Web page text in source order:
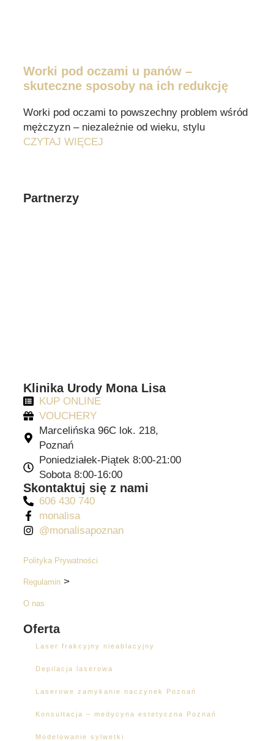
Worki pod oczami u panów –
skuteczne sposoby na ich redukcję
Worki pod oczami to powszechny problem wśród
mężczyzn – niezależnie od wieku, stylu
CZYTAJ WIĘCEJ
Partnerzy
Klinika Urody Mona Lisa
KUP ONLINE
VOUCHERY
Marcelińska 96C lok. 218,
Poznań
Poniedziałek-Piątek 8:00-21:00
Sobota 8:00-16:00
Skontaktuj się z nami
606 430 740
monalisa
@monalisapoznan
Polityka Prywatności
Regulamin >
O nas
Oferta
Laser frakcyjny nieablacyjny
Depilacja laserowa
Laserowe zamykanie naczynek Poznań
Konsultacja – medycyna estetyczna Poznań
Modelowanie sylwetki